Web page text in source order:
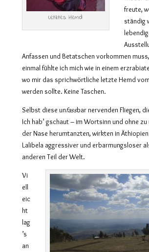
Letztes Hemd
freute,
ständig
Anfassen und Betatschen vorkommen
einmal fühlte ich mich wie in einem
wo mir das sprichwörtliche letzte Hemd
werden sollte. Keine Taschen.
Selbst diese unfassbar nervenden Fliegen,
Ich hab’ gschaut – im Wortsinn und ohne
der Nase herumtanzten, wirkten in
Lalibela aggressiver und erbarmungsloser
anderen Teil der Welt.
Vi
ell
eic
ht
lag
’s
an